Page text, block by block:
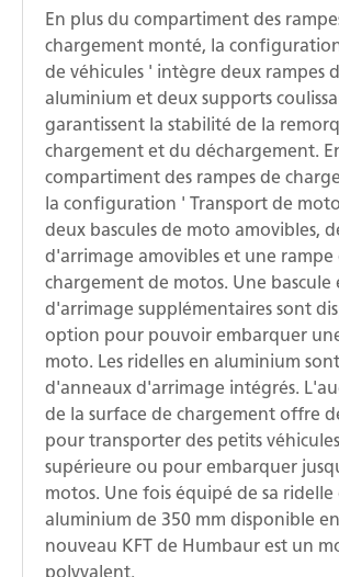
En plus du compartiment des
chargement monté, la
de véhicules ' intègre deux rampes
aluminium et deux supports
garantissent la stabilité de la
chargement et du déchargement.
compartiment des rampes de
la configuration ' Transport de
deux bascules de moto amovibles,
d'arrimage amovibles et une rampe
chargement de motos. Une bascule
d'arrimage supplémentaires sont
option pour pouvoir embarquer
moto. Les ridelles en aluminium
d'anneaux d'arrimage intégrés.
de la surface de chargement offre
pour transporter des petits
supérieure ou pour embarquer
motos. Une fois équipé de sa ridelle
aluminium de 350 mm disponible
nouveau KFT de Humbaur est un
polyvalent.